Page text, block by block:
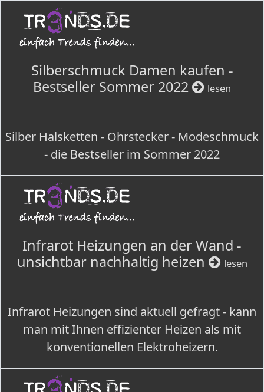
Silberschmuck Damen kaufen -
Bestseller Sommer 2022
lesen
Silber Halsketten - Ohrstecker - Modeschmuck
- die Bestseller im Sommer 2022
Infrarot Heizungen an der Wand -
unsichtbar nachhaltig heizen
lesen
Infrarot Heizungen sind aktuell gefragt - kann
man mit Ihnen effizienter Heizen als mit
konventionellen Elektroheizern.